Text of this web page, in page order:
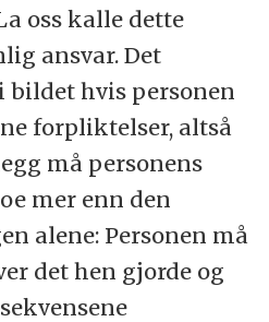
oss kalle dette
ansvar. Det
hvis personen
forpliktelser, altså
må personens
mer enn den
alene: Personen må
det hen gjorde og